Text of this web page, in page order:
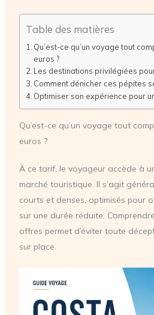
Table des matières
Qu’est-ce qu’un voyage tout
euros ?
Les destinations privilégiées
Comment dénicher ces pépites
Optimiser son expérience pour
Qu’est-ce qu’un voyage tout
euros ?
À ce tarif, le voyageur accède à
marché touristique. Il s’agit
courts et denses, optimisés pour
sur une durée réduite.
offres permet d’éviter toute
sur place.